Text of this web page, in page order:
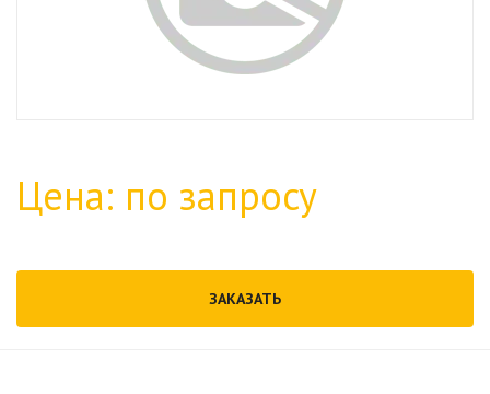
Цена: по запросу
ЗАКАЗАТЬ